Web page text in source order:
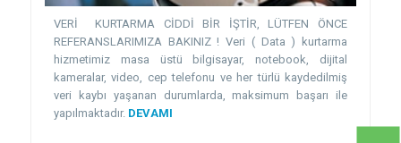
VERİ KURTARMA CİDDİ BİR İŞTİR, LÜTFEN ÖNCE
REFERANSLARIMIZA BAKINIZ ! Veri ( Data ) kurtarma
hizmetimiz masa üstü bilgisayar, notebook, dijital
kameralar, video, cep telefonu ve her türlü kaydedilmiş
veri kaybı yaşanan durumlarda, maksimum başarı ile
yapılmaktadır. DEVAMI